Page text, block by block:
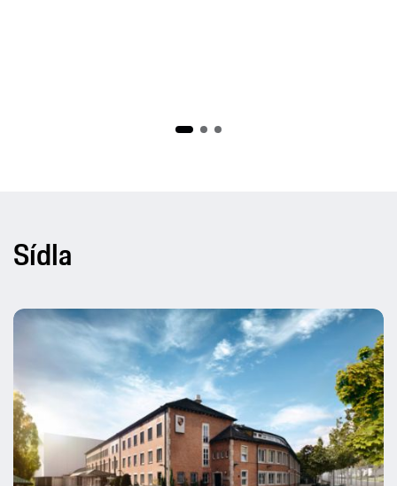
Stuttgart-Zuffenhausen